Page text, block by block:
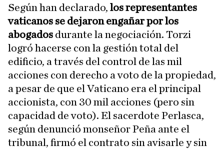
Según han declarado, los representantes
vaticanos se dejaron engañar por los
abogados durante la negociación. Torzi
logró hacerse con la gestión total del
edificio, a través del control de las mil
acciones con derecho a voto de la propiedad,
a pesar de que el Vaticano era el principal
accionista, con 30 mil acciones (pero sin
capacidad de voto). El sacerdote Perlasca,
según denunció monseñor Peña ante el
tribunal, firmó el contrato sin avisarle y sin